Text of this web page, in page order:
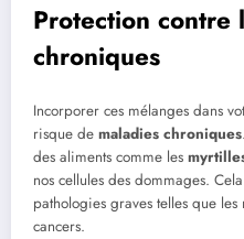
Protection contre
chroniques
Incorporer ces mélanges dans
risque de maladies chroniques
des aliments comme les
nos cellules des dommages.
pathologies graves telles que
cancers.